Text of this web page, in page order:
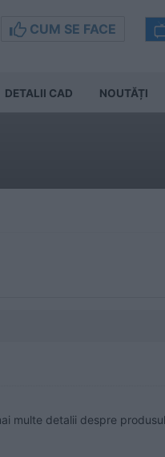
CUM SE FACE
DETALII CAD NOUTĂȚI
multe detalii despre